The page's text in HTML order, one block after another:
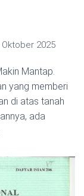
Oktober 2025
Mantap.
yang memberi
di atas tanah
ada